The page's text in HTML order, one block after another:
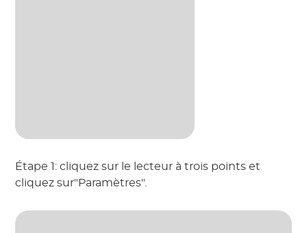
Étape 1: cliquez sur le lecteur à trois points et
cliquez sur"Paramètres".